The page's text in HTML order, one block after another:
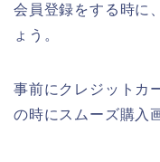
会員登録をする時に
ょう。
事前にクレジットカ
の時にスムーズ購入